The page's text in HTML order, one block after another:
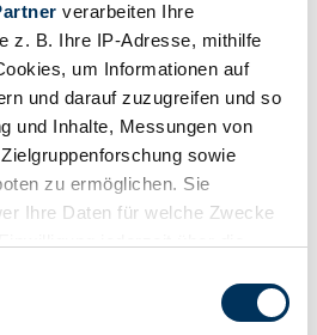
verarbeiten Ihre
z. B. Ihre IP-Adresse, mithilfe
um Informationen auf
und darauf zuzugreifen und so
und Inhalte, Messungen von
sowie
zu ermöglichen. Sie
Ihre Daten für welche Zwecke
widerrufen